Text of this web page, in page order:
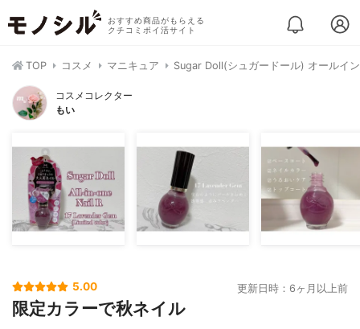
おすすめ商品がもらえる
クチコミポイ活サイト
TOP コスメ マニキュア Sugar Doll(シュガードール) オールイ
コスメコレクター
もい
5.00 更新日時：6ヶ月以上前
限定カラーで秋ネイル